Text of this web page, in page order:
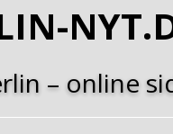
– online